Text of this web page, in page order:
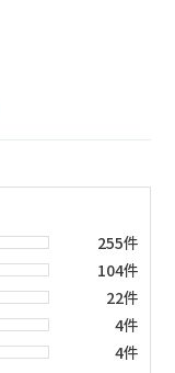
255件
104件
22件
4件
4件